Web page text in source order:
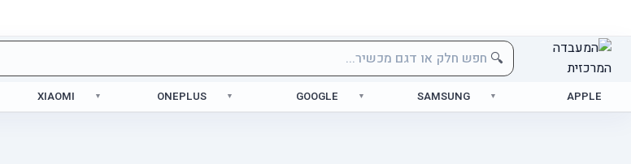
🔍
APPLE
SAMSUNG
GOOGLE
ONEPLUS
XIAOMI